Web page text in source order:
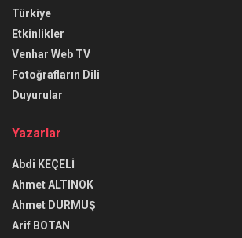
Türkiye
Etkinlikler
Venhar Web TV
Fotoğrafların Dili
Duyurular
Yazarlar
Abdi KEÇELİ
Ahmet ALTINOK
Ahmet DURMUŞ
Arif BOTAN